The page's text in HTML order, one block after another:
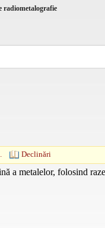
radiometalografie
Declinări
a metalelor, folosind